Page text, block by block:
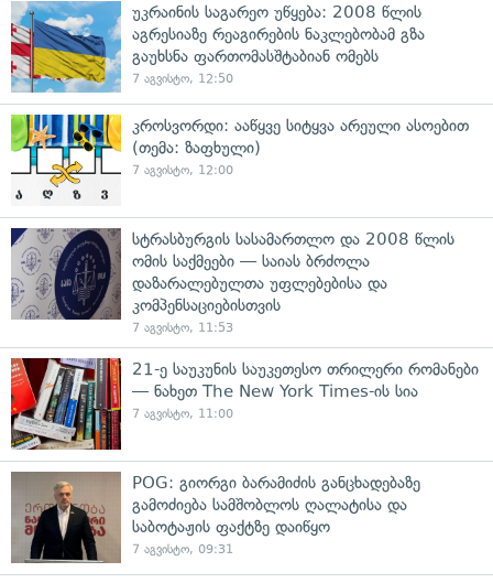
უკრაინის საგარეო უწყება: 2008 წლის
აგრესიაზე რეაგირების ნაკლებობამ გზა
გაუხსნა ფართომასშტაბიან ომებს
7 აგვისტო, 12:50
კროსვორდი: ააწყვე სიტყვა არეული ასოებით
(თემა: ზაფხული)
7 აგვისტო, 12:00
სტრასბურგის სასამართლო და 2008 წლის
ომის საქმეები — საიას ბრძოლა
დაზარალებულთა უფლებებისა და
კომპენსაციებისთვის
7 აგვისტო, 11:53
21-ე საუკუნის საუკეთესო თრილერი რომანები
— ნახეთ The New York Times-ის სია
7 აგვისტო, 11:00
POG: გიორგი ბარამიძის განცხადებაზე
გამოძიება სამშობლოს ღალატისა და
საბოტაჟის ფაქტზე დაიწყო
7 აგვისტო, 09:31